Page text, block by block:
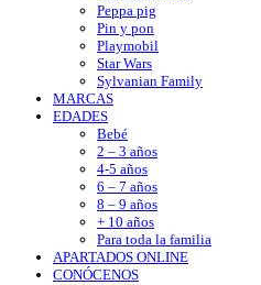
Peppa pig
Pin y pon
Playmobil
Star Wars
Sylvanian Family
MARCAS
EDADES
Bebé
2 – 3 años
4-5 años
6 – 7 años
8 – 9 años
+ 10 años
Para toda la familia
APARTADOS ONLINE
CONÓCENOS